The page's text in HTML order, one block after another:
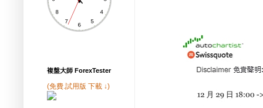
複盤大師 ForexTester
(免費.試用版 下載 ↓)